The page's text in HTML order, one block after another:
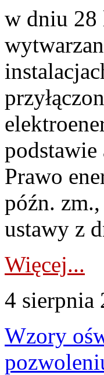
w dniu 28
Prawo
późn.
ustawy z
Więcej...
4 sierpnia
Wzory